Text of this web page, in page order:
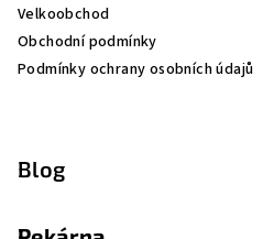
Velkoobchod
Obchodní podmínky
Podmínky ochrany osobních údajů
Blog